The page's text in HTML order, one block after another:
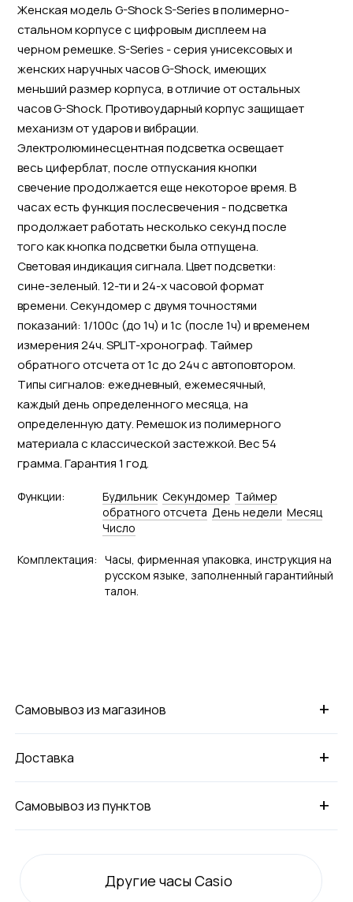
Женская модель G-Shock S-Series в полимерно-
стальном корпусе с цифровым дисплеем на
черном ремешке. S-Series - серия унисексовых и
женских наручных часов G-Shock, имеющих
меньший размер корпуса, в отличие от остальных
часов G-Shock. Противоударный корпус защищает
механизм от ударов и вибрации.
Электролюминесцентная подсветка освещает
весь циферблат, после отпускания кнопки
свечение продолжается еще некоторое время. В
часах есть функция послесвечения - подсветка
продолжает работать несколько секунд после
того как кнопка подсветки была отпущена.
Световая индикация сигнала. Цвет подсветки:
сине-зеленый. 12-ти и 24-х часовой формат
времени. Секундомер с двумя точностями
показаний: 1/100с (до 1ч) и 1с (после 1ч) и временем
измерения 24ч. SPLIT-хронограф. Таймер
обратного отсчета от 1с до 24ч с автоповтором.
Типы сигналов: ежедневный, ежемесячный,
каждый день определенного месяца, на
определенную дату. Ремешок из полимерного
материала с классической застежкой. Вес 54
грамма. Гарантия 1 год.
Функции: Будильник Секундомер Tаймер
обратного отсчета День недели Месяц
Число
Комплектация: Часы, фирменная упаковка, инструкция на
русском языке, заполненный гарантийный
талон.
+
Самовывоз из магазинов
+
Доставка
+
Самовывоз из пунктов
Другие часы Casio